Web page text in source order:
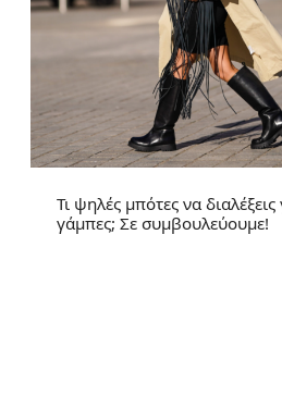
Τι ψηλές μπότες να
γάμπες; Σε συμβουλεύουμε!